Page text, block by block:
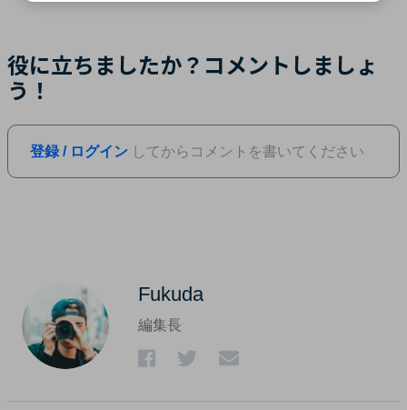
役に立ちましたか？コメントしましょ
う！
登録 / ログイン してからコメントを書いてください
Fukuda
編集長